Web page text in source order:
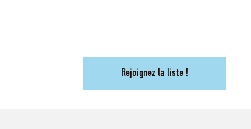
Rejoignez la liste !